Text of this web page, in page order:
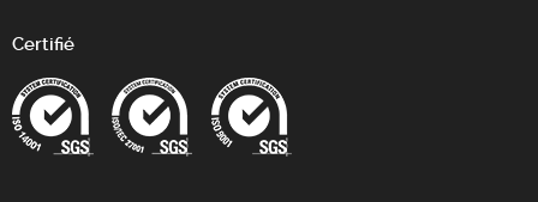
Certifié